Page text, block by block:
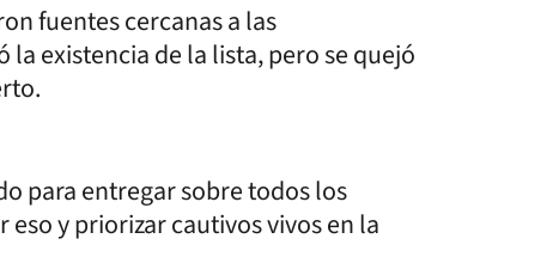
fuentes cercanas a las
existencia de la lista, pero se quejó
para entregar sobre todos los
y priorizar cautivos vivos en la